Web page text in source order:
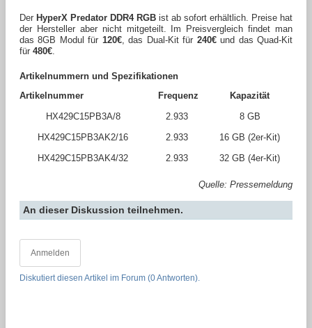
Der HyperX Predator DDR4 RGB ist ab sofort erhältlich. Preise hat
der Hersteller aber nicht mitgeteilt. Im Preisvergleich findet man
das 8GB Modul für 120€, das Dual-Kit für 240€und das Quad-Kit
für 480€
Artikelnummern und Spezifikationen
Artikelnummer
Frequenz
Kapazität
HX429C15PB3A/8
2.933
8 GB
HX429C15PB3AK2/16
2.933
16 GB (2er-Kit)
HX429C15PB3AK4/32
2.933 32 GB (4er-Kit)
Quelle: Pressemeldung
An dieser Diskussion teilnehmen.
Anmelden
Diskutiert diesen Artikel im Forum (0 Antworten).